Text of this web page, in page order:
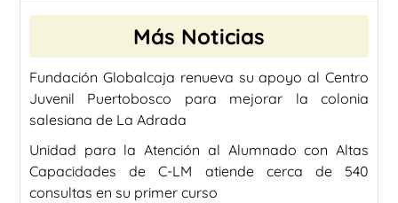
Más Noticias
Fundación Globalcaja renueva su apoyo al Centro
Juvenil Puertobosco para mejorar la colonia
salesiana de La Adrada
Unidad para la Atención al Alumnado con Altas
Capacidades de C-LM atiende cerca de 540
consultas en su primer curso